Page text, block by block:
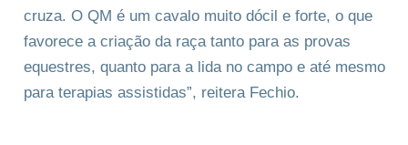
cruza. O QM é um cavalo muito dócil e forte, o que
favorece a criação da raça tanto para as provas
equestres, quanto para a lida no campo e até mesmo
para terapias assistidas”, reitera Fechio.